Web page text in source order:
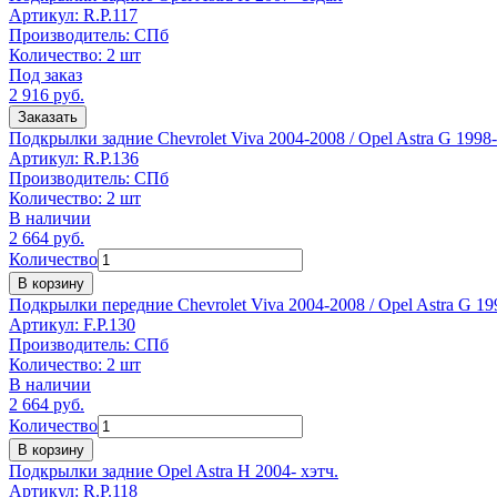
Артикул: R.P.117
Производитель: СПб
Количество: 2 шт
Под заказ
2 916 руб.
Заказать
Подкрылки задние Chevrolet Viva 2004-2008 / Opel Astra G
Артикул: R.P.136
Производитель: СПб
Количество: 2 шт
В наличии
2 664 руб.
Количество
В корзину
Подкрылки передние Chevrolet Viva 2004-2008 / Opel Astra G
Артикул: F.P.130
Производитель: СПб
Количество: 2 шт
В наличии
2 664 руб.
Количество
В корзину
Подкрылки задние Opel Astra H 2004- хэтч.
Артикул: R.P.118